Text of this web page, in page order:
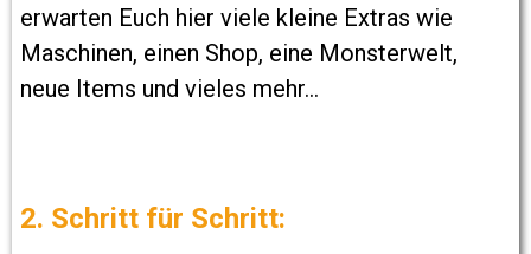
erwarten Euch hier viele kleine Extras wie
Maschinen, einen Shop, eine Monsterwelt,
neue Items und vieles mehr...
2. Schritt für Schritt: